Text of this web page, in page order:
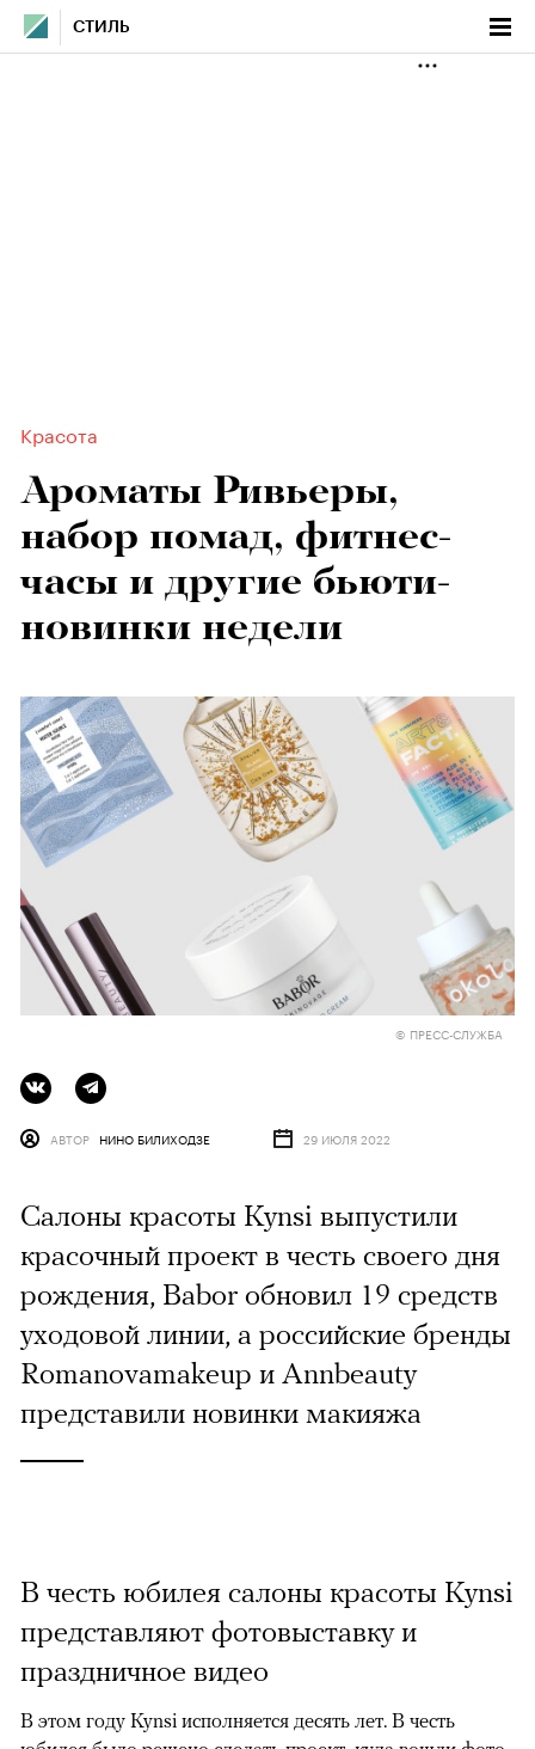
СТИЛЬ
Красота
Ароматы Ривьеры,
набор помад, фитнес-
часы и другие бьюти-
новинки недели
© ПРЕСС-СЛУЖБА
АВТОР НИНО БИЛИХОДЗЕ 29 ИЮЛЯ 2022
Салоны красоты Kynsi выпустили
красочный проект в честь своего дня
рождения, Babor обновил 19 средств
уходовой линии, а российские бренды
Romanovamakeup и Annbeauty
представили новинки макияжа
В честь юбилея салоны красоты Kynsi
представляют фотовыставку и
праздничное видео
В этом году Kynsi исполняется десять лет. В честь